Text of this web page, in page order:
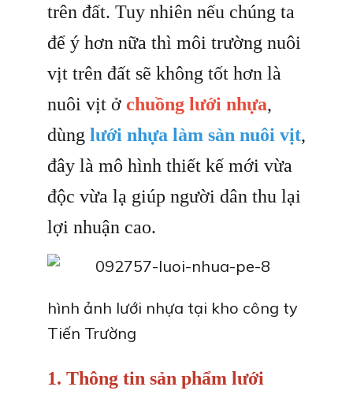
trên đất. Tuy nhiên nếu chúng ta
để ý hơn nữa thì môi trường nuôi
vịt trên đất sẽ không tốt hơn là
nuôi vịt ở chuồng lưới nhựa,
dùng lưới nhựa làm sàn nuôi vịt,
đây là mô hình thiết kế mới vừa
độc vừa lạ giúp người dân thu lại
lợi nhuận cao.
hình ảnh lưới nhựa tại kho công ty
Tiến Trường
1. Thông tin sản phẩm lưới